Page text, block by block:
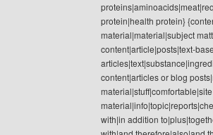
protein|health protein}
material|material|subject
content|article|posts|text-
content|articles or blog
with|in addition